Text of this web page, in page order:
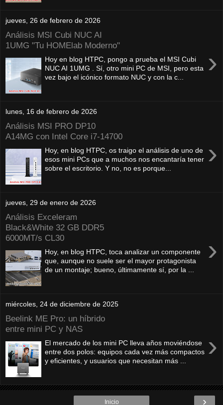
jueves, 26 de febrero de 2026
Análisis MSI Cubi NUC AI
1UMG "Tu HOMElab Moderno"
›
Hoy en blog HTPC, pongo a prueba el MSI Cubi
NUC AI 1UMG . Sí, otro mini PC de MSI, pero esta
vez bajo el icónico formato NUC y con la c...
lunes, 16 de febrero de 2026
Análisis MSI PRO DP10
A14MG con Intel Core i7-14700
›
Hoy, en blog HTPC, os traigo el análisis de uno de
esos mini PCs que a muchos nos encantaría tener
sobre el escritorio. Y no, no es porque...
jueves, 29 de enero de 2026
Análisis Exceleram
Black&White 32 GB DDR5
6000MT/s CL30
›
Hoy, en blog HTPC, toca analizar un componente
que, aunque no suele ser el mayor protagonista
de un montaje; bueno, últimamente sí, por la ...
miércoles, 24 de diciembre de 2025
Beelink ME Pro: un híbrido
entre mini PC y NAS
›
El mercado de los mini PC lleva años moviéndose
entre dos polos: equipos cada vez más compactos
y eficientes, y usuarios que necesitan más ...
›
Inicio